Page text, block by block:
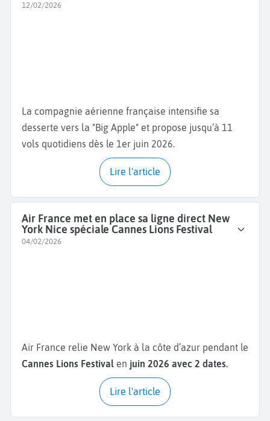
12/02/2026
La compagnie aérienne française intensifie sa
desserte vers la "Big Apple" et propose jusqu’à 11
vols quotidiens dès le 1er juin 2026.
Lire l'article
Air France met en place sa ligne direct New
York Nice spéciale Cannes Lions Festival
04/02/2026
Air France relie New York à la côte d’azur pendant le
Cannes Lions Festival en juin 2026 avec 2 dates.
Lire l'article